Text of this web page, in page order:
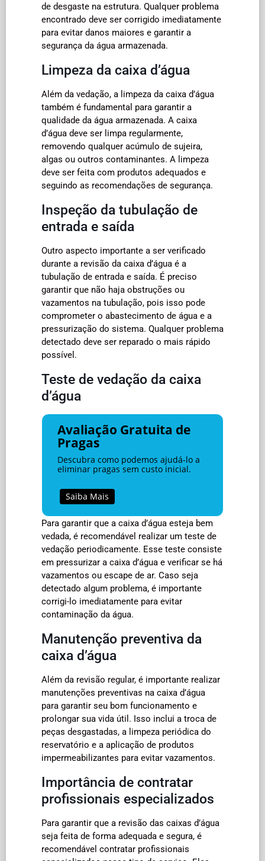
de desgaste na estrutura. Qualquer problema
encontrado deve ser corrigido imediatamente
para evitar danos maiores e garantir a
segurança da água armazenada.
Limpeza da caixa d’água
Além da vedação, a limpeza da caixa d’água
também é fundamental para garantir a
qualidade da água armazenada. A caixa
d’água deve ser limpa regularmente,
removendo qualquer acúmulo de sujeira,
algas ou outros contaminantes. A limpeza
deve ser feita com produtos adequados e
seguindo as recomendações de segurança.
Inspeção da tubulação de
entrada e saída
Outro aspecto importante a ser verificado
durante a revisão da caixa d’água é a
tubulação de entrada e saída. É preciso
garantir que não haja obstruções ou
vazamentos na tubulação, pois isso pode
comprometer o abastecimento de água e a
pressurização do sistema. Qualquer problema
detectado deve ser reparado o mais rápido
possível.
Teste de vedação da caixa
d’água
Avaliação Gratuita de
Pragas
Descubra como podemos ajudá-lo a
eliminar pragas sem custo inicial.
Saiba Mais
Para garantir que a caixa d’água esteja bem
vedada, é recomendável realizar um teste de
vedação periodicamente. Esse teste consiste
em pressurizar a caixa d’água e verificar se há
vazamentos ou escape de ar. Caso seja
detectado algum problema, é importante
corrigi-lo imediatamente para evitar
contaminação da água.
Manutenção preventiva da
caixa d’água
Além da revisão regular, é importante realizar
manutenções preventivas na caixa d’água
para garantir seu bom funcionamento e
prolongar sua vida útil. Isso inclui a troca de
peças desgastadas, a limpeza periódica do
reservatório e a aplicação de produtos
impermeabilizantes para evitar vazamentos.
Importância de contratar
profissionais especializados
Para garantir que a revisão das caixas d’água
seja feita de forma adequada e segura, é
recomendável contratar profissionais